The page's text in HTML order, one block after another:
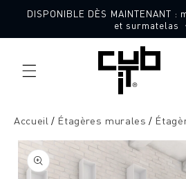
directement
DISPONIBLE DÈS MAINTENANT
et surmatelas
Accueil Étagères murales
l'information
sur le
produit